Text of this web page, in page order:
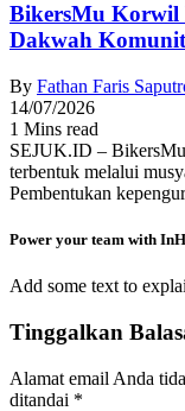
BikersMu Korwil
Dakwah
By Fathan Faris
14/07/2026
1 Mins read
SEJUK.ID –
terbentuk melalui
Pembentukan
Power your team with
Add some text to
Tinggalkan
Alamat email Anda
ditandai *